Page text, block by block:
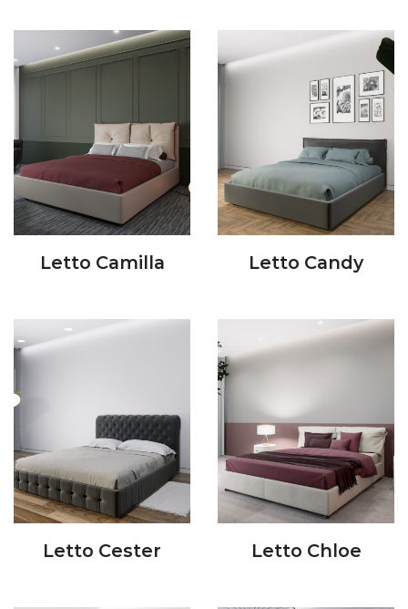
Letto Camilla Letto Candy
Letto Cester Letto Chloe